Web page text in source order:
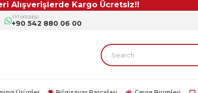
Kargo Ücretsiz!!
Whatsapp
+90 542 880 06 00